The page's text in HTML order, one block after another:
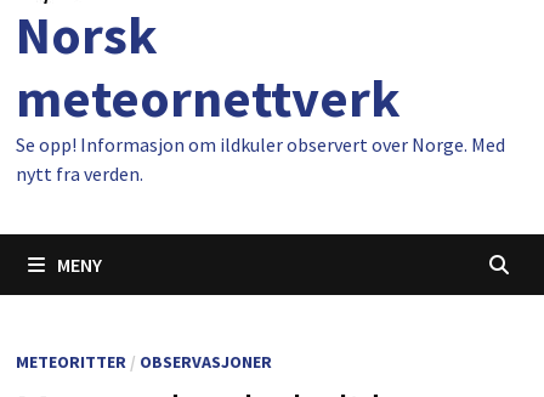
Norsk
meteornettverk
Se opp! Informasjon om ildkuler observert over Norge. Med
nytt fra verden.
MENY
METEORITTER/ OBSERVASJONER